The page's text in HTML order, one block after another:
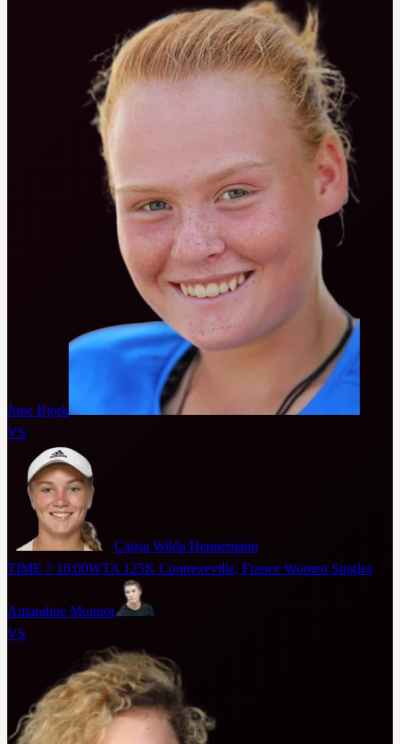
June Bjork
VS
Caijsa Wilda Hennemann
TIME // 16:00WTA 125K Contrexeville, France Women Singles
Amandine Monnot
VS